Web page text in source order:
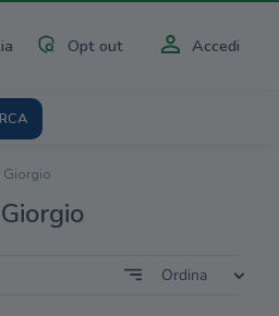
Opt out Accedi
Giorgio
Ordina